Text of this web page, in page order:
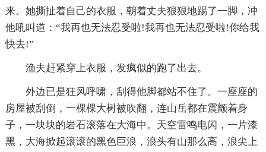
来。她撕扯着自己的衣服，朝着丈夫狠狠地踢了一脚，冲
他吼叫道：“我再也无法忍受啦!我再也无法忍受啦!你给我
快去!”
渔夫赶紧穿上衣服，发疯似的跑了出去。
外边已是狂风呼啸，刮得他脚都站不住了。一座座的
房屋被刮倒，一棵棵大树被吹翻，连山岳都在震颤着身
子，一块块的岩石滚落在大海中。天空雷鸣电闪，一片漆
黑，大海掀起滚滚的黑色巨浪，浪头有山那么高，浪尖上